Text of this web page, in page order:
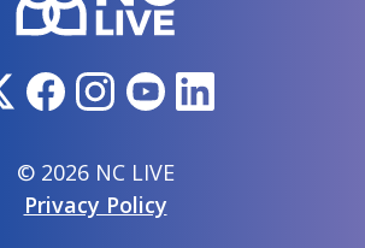
© 2026 NC LIVE
Privacy Policy